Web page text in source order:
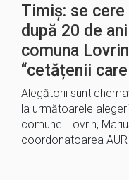
Timiș: se
după 20 de
comuna
“cetățenii
Alegătorii sunt
la următoarele
comunei Lovrin,
coordonatoarea